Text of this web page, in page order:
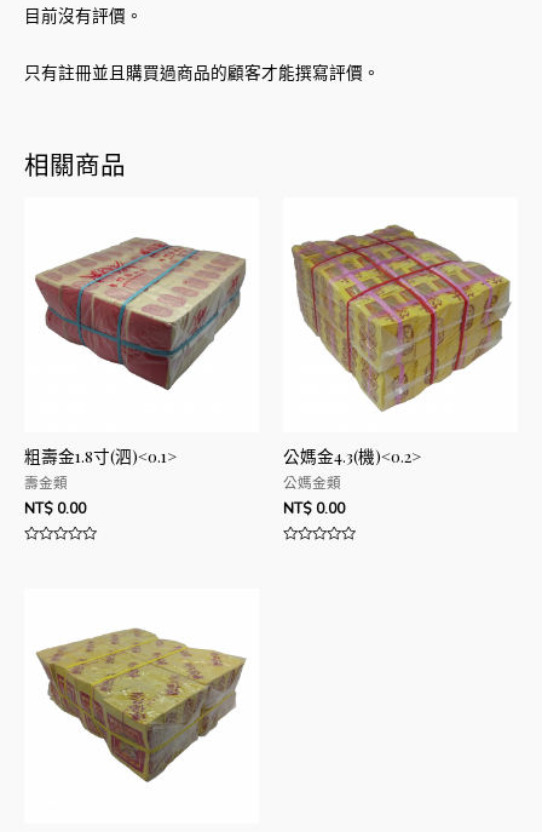
目前沒有評價。
只有註冊並且購買過商品的顧客才能撰寫評價。
相關商品
粗壽金1.8寸(泗)<0.1>
壽金類
NT$ 0.00
公媽金4.3(機)<0.2>
公媽金類
NT$ 0.00